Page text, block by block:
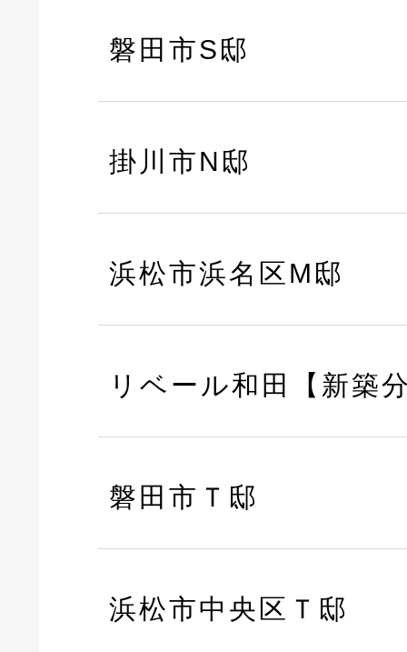
磐田市S邸
掛川市N邸
浜松市浜名区M邸
リベール和田【新築
磐田市Ｔ邸
浜松市中央区Ｔ邸